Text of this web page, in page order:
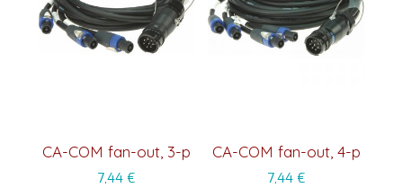
CA-COM fan-out, 3-p
7,44€
CA-COM fan-out, 4-p
7,44 €